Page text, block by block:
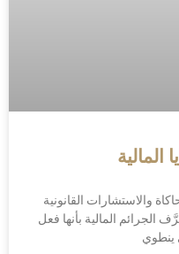
والاستشارات القانونية
الجرائم المالية بأنها فعل
ينطوي